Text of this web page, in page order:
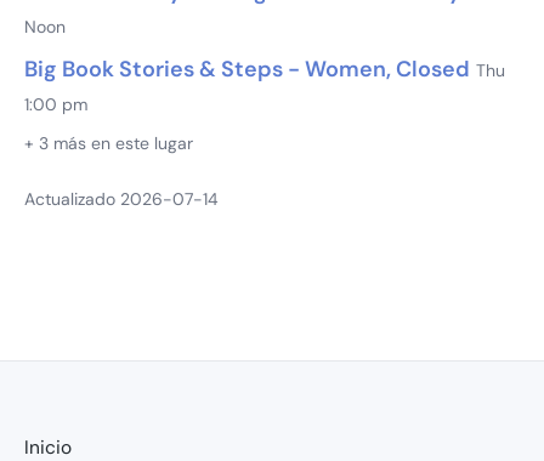
Noon
Big Book Stories & Steps - Women, Closed Thu
1:00 pm
+ 3 más en este lugar
Actualizado 2026-07-14
Inicio